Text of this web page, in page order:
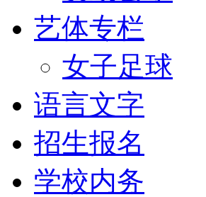
艺体专栏
女子足球
语言文字
招生报名
学校内务